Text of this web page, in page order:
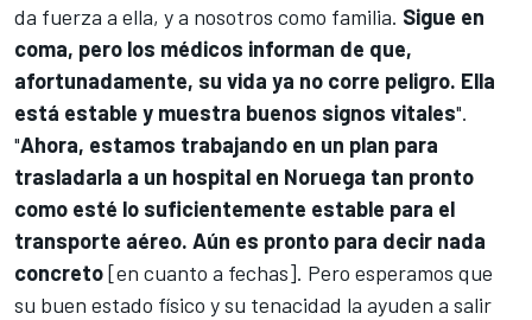
da fuerza a ella, y a nosotros como familia. Sigue en
coma, pero los médicos informan de que,
afortunadamente, su vida ya no corre peligro. Ella
está estable y muestra buenos signos vitales".
"Ahora, estamos trabajando en un plan para
trasladarla a un hospital en Noruega tan pronto
como esté lo suficientemente estable para el
transporte aéreo. Aún es pronto para decir nada
concreto[en cuanto a fechas]. Pero esperamos que
su buen estado físico y su tenacidad la ayuden a salir